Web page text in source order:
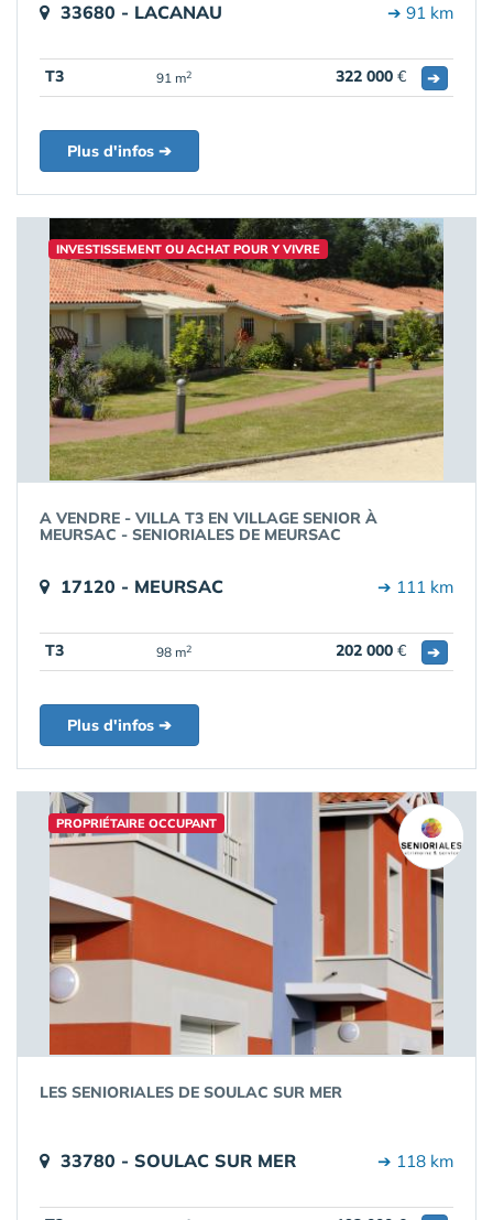
33680 - LACANAU ➔ 91 km
T3 91 m2 322 000 € ➔
Plus d'infos ➔
INVESTISSEMENT OU ACHAT POUR Y VIVRE
A VENDRE - VILLA T3 EN VILLAGE SENIOR À
MEURSAC - SENIORIALES DE MEURSAC
17120 - MEURSAC ➔ 111 km
T3 98 m2 202 000 € ➔
Plus d'infos ➔
PROPRIÉTAIRE OCCUPANT
LES SENIORIALES DE SOULAC SUR MER
33780 - SOULAC SUR MER ➔ 118 km